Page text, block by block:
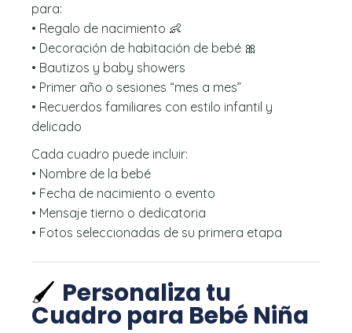
para:
• Regalo de nacimiento 👶
• Decoración de habitación de bebé 🎀
• Bautizos y baby showers
• Primer año o sesiones “mes a mes”
• Recuerdos familiares con estilo infantil y
delicado
Cada cuadro puede incluir:
• Nombre de la bebé
• Fecha de nacimiento o evento
• Mensaje tierno o dedicatoria
• Fotos seleccionadas de su primera etapa
🖌️ Personaliza tu
Cuadro para Bebé Niña